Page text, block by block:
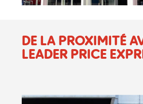
DE LA PROXIMITÉ
LEADER PRICE